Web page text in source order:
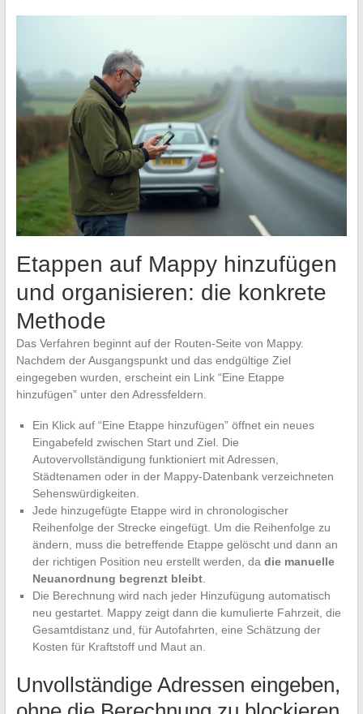
Etappen auf Mappy hinzufügen
und organisieren: die konkrete
Methode
Das Verfahren beginnt auf der Routen-Seite von Mappy.
Nachdem der Ausgangspunkt und das endgültige Ziel
eingegeben wurden, erscheint ein Link “Eine Etappe
hinzufügen” unter den Adressfeldern.
Ein Klick auf “Eine Etappe hinzufügen” öffnet ein neues
Eingabefeld zwischen Start und Ziel. Die
Autovervollständigung funktioniert mit Adressen,
Städtenamen oder in der Mappy-Datenbank verzeichneten
Sehenswürdigkeiten.
Jede hinzugefügte Etappe wird in chronologischer
Reihenfolge der Strecke eingefügt. Um die Reihenfolge zu
ändern, muss die betreffende Etappe gelöscht und dann an
der richtigen Position neu erstellt werden, da die manuelle
Neuanordnung begrenzt bleibt.
Die Berechnung wird nach jeder Hinzufügung automatisch
neu gestartet. Mappy zeigt dann die kumulierte Fahrzeit, die
Gesamtdistanz und, für Autofahrten, eine Schätzung der
Kosten für Kraftstoff und Maut an.
Unvollständige Adressen eingeben,